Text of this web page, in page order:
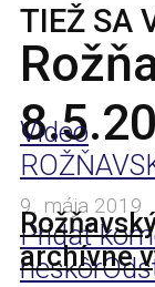
9. mája 2019
Pridať
neskôr
TIEŽ SA
Video
archívne